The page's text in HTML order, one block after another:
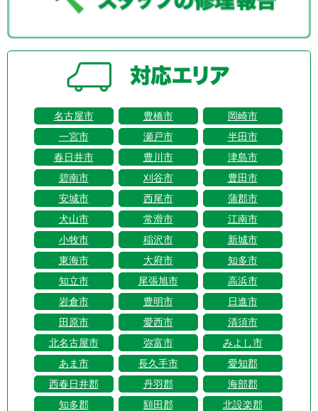
名古屋市 豊橋市
岡崎市
一宮市
瀬戸市
半田市
春日井市
豊川市
津島市
碧南市
刈谷市
豊田市
安城市
西尾市
蒲郡市
犬山市
常滑市
江南市
小牧市
稲沢市
新城市
東海市
大府市
知多市
知立市
尾張旭市
高浜市
岩倉市
豊明市
日進市
田原市
愛西市
清須市
北名古屋市
弥富市
みよし市
あま市
長久手市
愛知郡
西春日井郡
丹羽郡
海部郡
知多郡
額田郡 北設楽郡